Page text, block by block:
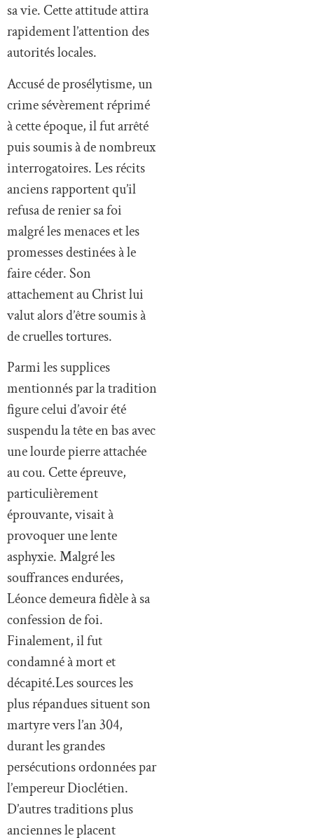
sa vie. Cette attitude attira
rapidement l’attention des
autorités locales.
Accusé de prosélytisme, un
crime sévèrement réprimé
à cette époque, il fut arrêté
puis soumis à de nombreux
interrogatoires. Les récits
anciens rapportent qu’il
refusa de renier sa foi
malgré les menaces et les
promesses destinées à le
faire céder. Son
attachement au Christ lui
valut alors d’être soumis à
de cruelles tortures.
Parmi les supplices
mentionnés par la tradition
figure celui d’avoir été
suspendu la tête en bas avec
une lourde pierre attachée
au cou. Cette épreuve,
particulièrement
éprouvante, visait à
provoquer une lente
asphyxie. Malgré les
souffrances endurées,
Léonce demeura fidèle à sa
confession de foi.
Finalement, il fut
condamné à mort et
décapité.Les sources les
plus répandues situent son
martyre vers l’an 304,
durant les grandes
persécutions ordonnées par
l’empereur Dioclétien.
D’autres traditions plus
anciennes le placent